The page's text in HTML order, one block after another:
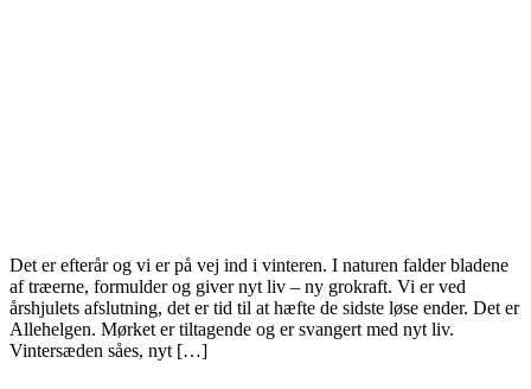
Det er efterår og vi er på vej ind i vinteren. I naturen falder bladene
af træerne, formulder og giver nyt liv – ny grokraft. Vi er ved
årshjulets afslutning, det er tid til at hæfte de sidste løse ender. Det er
Allehelgen. Mørket er tiltagende og er svangert med nyt liv.
Vintersæden såes, nyt […]